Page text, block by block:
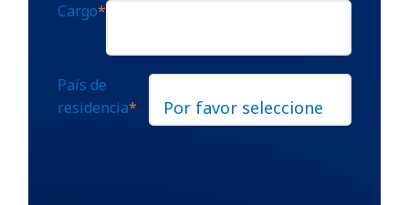
Cargo*
País de
residencia*